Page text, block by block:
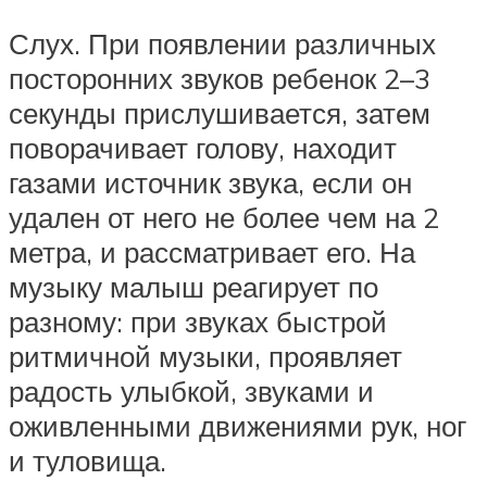
Слух. При появлении различных
посторонних звуков ребенок 2–3
секунды прислушивается, затем
поворачивает голову, находит
газами источник звука, если он
удален от него не более чем на 2
метра, и рассматривает его. На
музыку малыш реагирует по
разному: при звуках быстрой
ритмичной музыки, проявляет
радость улыбкой, звуками и
оживленными движениями рук, ног
и туловища.